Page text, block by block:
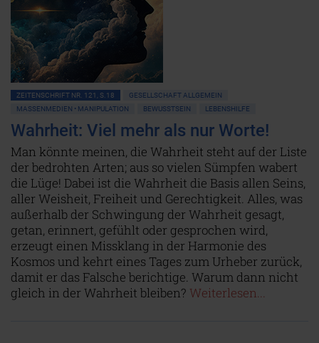
ZEITENSCHRIFT NR. 121, S.18
GESELLSCHAFT ALLGEMEIN
MASSENMEDIEN • MANIPULATION
BEWUSSTSEIN LEBENSHILFE
Wahrheit: Viel mehr als nur Worte!
Man könnte meinen, die Wahrheit steht auf der Liste
der bedrohten Arten; aus so vielen Sümpfen wabert
die Lüge! Dabei ist die Wahrheit die Basis allen Seins,
aller Weisheit, Freiheit und Gerechtigkeit. Alles, was
außerhalb der Schwingung der Wahrheit gesagt,
getan, erinnert, gefühlt oder gesprochen wird,
erzeugt einen Missklang in der Harmonie des
Kosmos und kehrt eines Tages zum Urheber zurück,
damit er das Falsche berichtige. Warum dann nicht
gleich in der Wahrheit bleiben? Weiterlesen...